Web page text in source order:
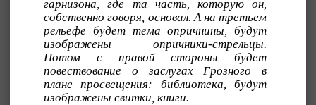
гарнизона, где та часть, которую он,
собственно говоря, основал. А на третьем
рельефе будет тема опричнины, будут
изображены опричники-стрельцы.
Потом с правой стороны будет
повествование о заслугах Грозного в
плане просвещения: библиотека, будут
изображены свитки, книги.